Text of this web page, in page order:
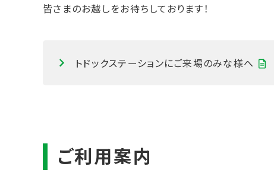
皆さまのお越しをお待ちしております！
トドックステーションにご来場のみな様へ